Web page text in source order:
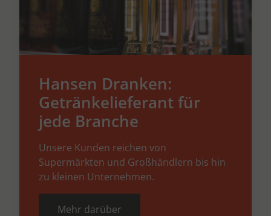
Hansen Dranken:
Getränkelieferant für
jede Branche
Unsere Kunden reichen von
Supermärkten und Großhändlern bis hin
zu kleinen Unternehmen.
Mehr darüber